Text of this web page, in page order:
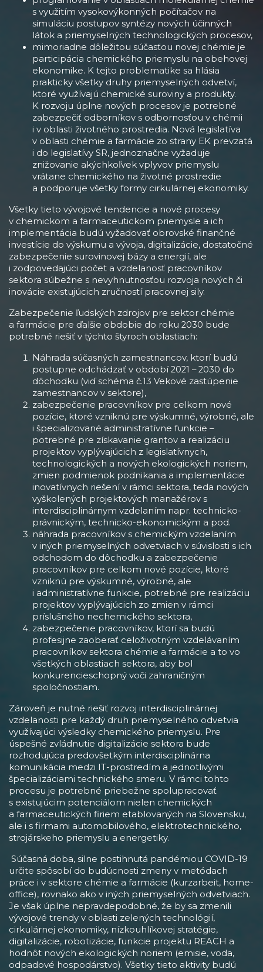
s využitím vysokovýkonných počítačov na
simuláciu postupov syntézy nových účinných
látok a priemyselných technologických procesov,
mimoriadne dôležitou súčasťou novej chémie je
participácia chemického priemyslu na obehovej
ekonomike. K tejto problematike sa hlásia
prakticky všetky druhy priemyselných odvetví,
ktoré využívajú chemické suroviny a produkty.
K rozvoju úplne nových procesov je potrebné
zabezpečiť odborníkov s odbornosťou v chémii
i v oblasti životného prostredia. Nová legislatíva
v oblasti chémie a farmácie zo strany EK prevzatá
i do legislatívy SR, jednoznačne vyžaduje
znižovanie akýchkoľvek vplyvov priemyslu
vrátane chemického na životné prostredie
a podporuje všetky formy cirkulárnej ekonomiky.
Všetky tieto vývojové tendencie a nové procesy
v chemickom a farmaceutickom priemysle a ich
implementácia budú vyžadovať obrovské finančné
investície do výskumu a vývoja, digitalizácie, dostatočné
zabezpečenie surovinovej bázy a energií, ale
i zodpovedajúci počet a vzdelanosť pracovníkov
sektora súbežne s nevyhnutnosťou rozvoja nových či
inovácie existujúcich zručností pracovnej sily.
Zabezpečenie ľudských zdrojov pre sektor chémie
a farmácie pre ďalšie obdobie do roku 2030 bude
potrebné riešiť v týchto štyroch oblastiach:
Náhrada súčasných zamestnancov, ktorí budú
postupne odchádzať v období 2021 – 2030 do
dôchodku (viď schéma č.13 Vekové zastúpenie
zamestnancov v sektore),
zabezpečenie pracovníkov pre celkom nové
pozície, ktoré vzniknú pre výskumné, výrobné, ale
i špecializované administratívne funkcie –
potrebné pre získavanie grantov a realizáciu
projektov vyplývajúcich z legislatívnych,
technologických a nových ekologických noriem,
zmien podmienok podnikania a implementácie
inovatívnych riešení v rámci sektora, teda nových
vyškolených projektových manažérov s
interdisciplinárnym vzdelaním napr. technicko-
právnickým, technicko-ekonomickým a pod.
náhrada pracovníkov s chemickým vzdelaním
v iných priemyselných odvetviach v súvislosti s ich
odchodom do dôchodku a zabezpečenie
pracovníkov pre celkom nové pozície, ktoré
vzniknú pre výskumné, výrobné, ale
i administratívne funkcie, potrebné pre realizáciu
projektov vyplývajúcich zo zmien v rámci
príslušného nechemického sektora,
zabezpečenie pracovníkov, ktorí sa budú
profesijne zaoberať celoživotným vzdelávaním
pracovníkov sektora chémie a farmácie a to vo
všetkých oblastiach sektora, aby bol
konkurencieschopný voči zahraničným
spoločnostiam.
Zároveň je nutné riešiť rozvoj interdisciplinárnej
vzdelanosti pre každý druh priemyselného odvetvia
využívajúci výsledky chemického priemyslu. Pre
úspešné zvládnutie digitalizácie sektora bude
rozhodujúca predovšetkým interdisciplinárna
komunikácia medzi IT-prostredím a jednotlivými
špecializáciami technického smeru. V rámci tohto
procesu je potrebné priebežne spolupracovať
s existujúcim potenciálom nielen chemických
a farmaceutických firiem etablovaných na Slovensku,
ale i s firmami automobilového, elektrotechnického,
strojárskeho priemyslu a energetiky.
Súčasná doba, silne postihnutá pandémiou COVID-19
určite spôsobí do budúcnosti zmeny v metódach
práce i v sektore chémie a farmácie (kurzarbeit, home-
office), rovnako ako v iných priemyselných odvetviach.
Je však úplne nepravdepodobné, že by sa zmenili
vývojové trendy v oblasti zelených technológií,
cirkulárnej ekonomiky, nízkouhlíkovej stratégie,
digitalizácie, robotizácie, funkcie projektu REACH a
hodnôt nových ekologických noriem (emisie, voda,
odpadové hospodárstvo). Všetky tieto aktivity budú